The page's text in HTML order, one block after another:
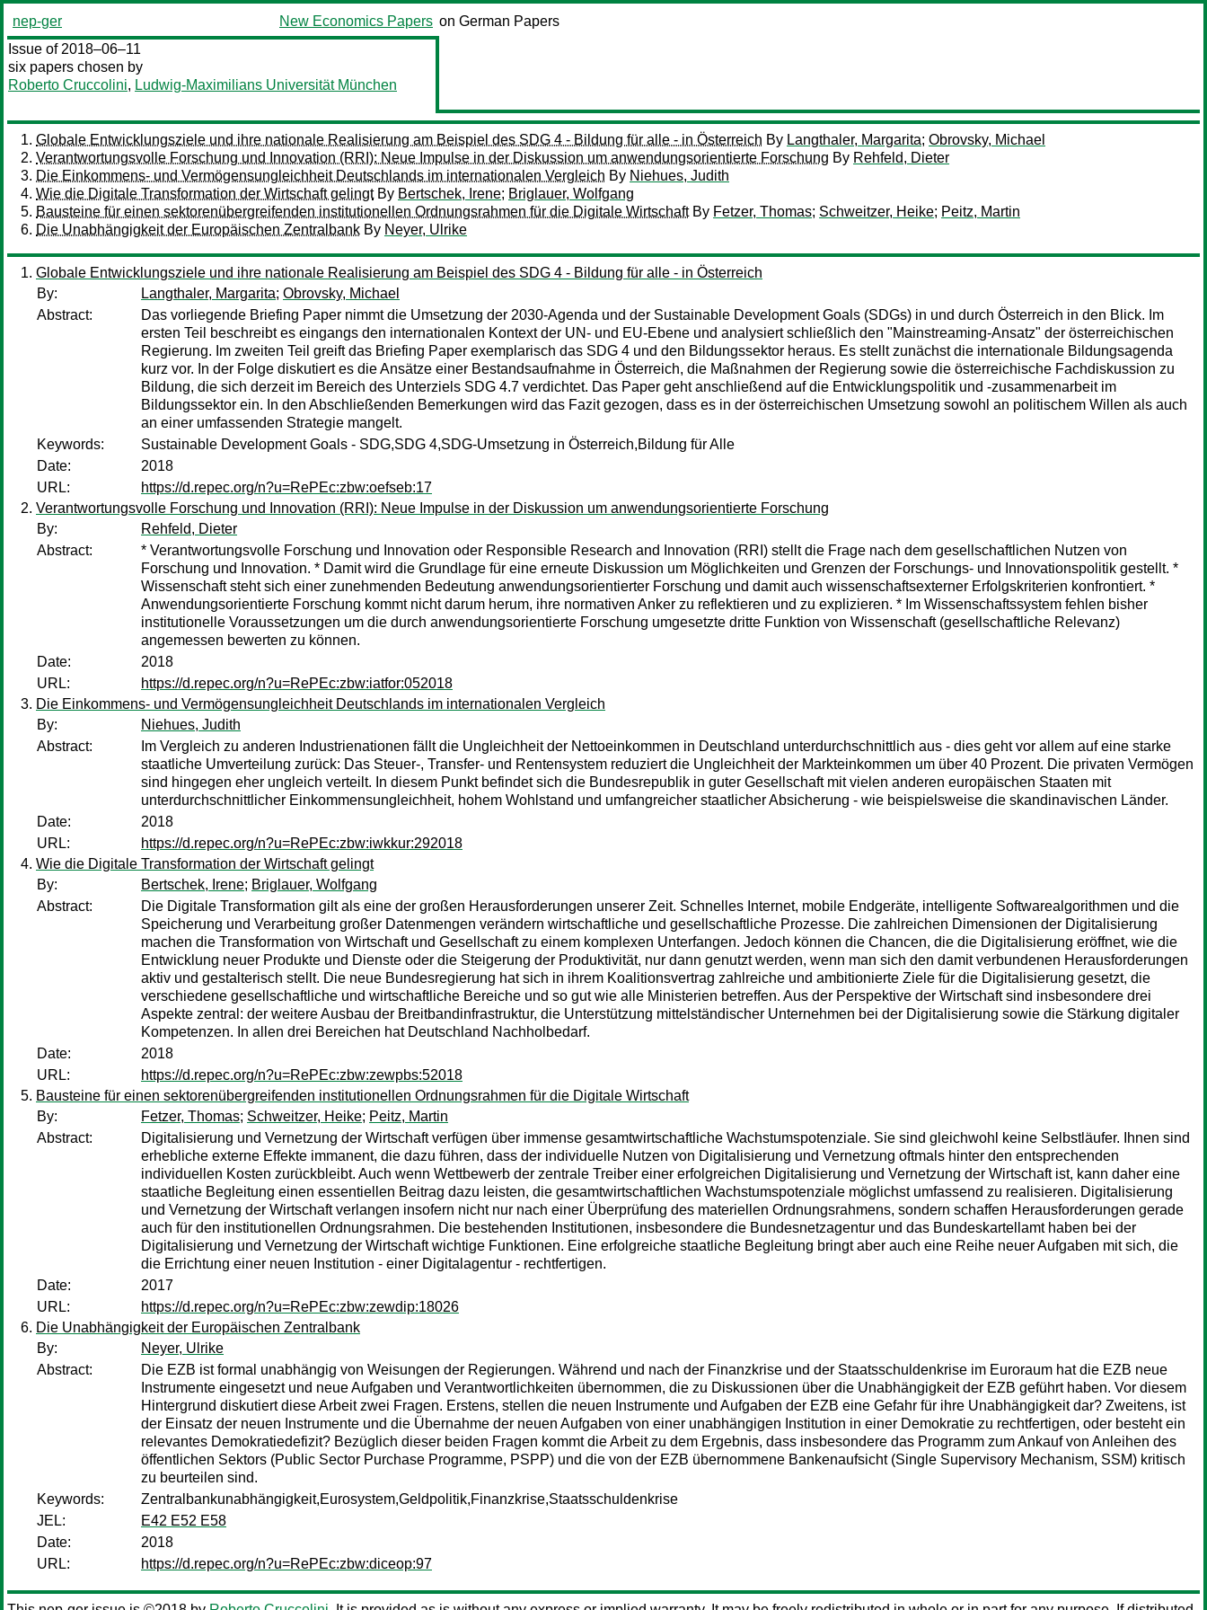
nep-ger New Economics Papers on German Papers
Issue of 2018–06–11
six papers chosen by
Roberto Cruccolini, Ludwig-Maximilians Universität München
Globale Entwicklungsziele und ihre nationale Realisierung am Beispiel des SDG 4 - Bildung für alle - in Österreich By Langthaler, Margarita; Obrovsky, Michael
Verantwortungsvolle Forschung und Innovation (RRI): Neue Impulse in der Diskussion um anwendungsorientierte Forschung By Rehfeld, Dieter
Die Einkommens- und Vermögensungleichheit Deutschlands im internationalen Vergleich By Niehues, Judith
Wie die Digitale Transformation der Wirtschaft gelingtBy Bertschek, Irene; Briglauer, Wolfgang
Bausteine für einen sektorenübergreifenden institutionellen Ordnungsrahmen für die Digitale WirtschaftBy Fetzer, Thomas; Schweitzer, Heike; Peitz, Martin
Die Unabhängigkeit der Europäischen Zentralbank By Neyer, Ulrike
Globale Entwicklungsziele und ihre nationale Realisierung am Beispiel des SDG 4 - Bildung für alle - in Österreich
By:
Langthaler, Margarita; Obrovsky, Michael
Abstract:
Das vorliegende Briefing Paper nimmt die Umsetzung der 2030-Agenda und der Sustainable Development Goals (SDGs) in und durch Österreich in den Blick. Im
ersten Teil beschreibt es eingangs den internationalen Kontext der UN- und EU-Ebene und analysiert schließlich den "Mainstreaming-Ansatz" der österreichischen
Regierung. Im zweiten Teil greift das Briefing Paper exemplarisch das SDG 4 und den Bildungssektor heraus. Es stellt zunächst die internationale Bildungsagenda
kurz vor. In der Folge diskutiert es die Ansätze einer Bestandsaufnahme in Österreich, die Maßnahmen der Regierung sowie die österreichische Fachdiskussion zu
Bildung, die sich derzeit im Bereich des Unterziels SDG 4.7 verdichtet. Das Paper geht anschließend auf die Entwicklungspolitik und -zusammenarbeit im
Bildungssektor ein. In den Abschließenden Bemerkungen wird das Fazit gezogen, dass es in der österreichischen Umsetzung sowohl an politischem Willen als auch
an einer umfassenden Strategie mangelt.
Keywords:
Sustainable Development Goals - SDG,SDG 4,SDG-Umsetzung in Österreich,Bildung für Alle
Date:
2018
URL:
https://d.repec.org/n?u=RePEc:zbw:oefseb:17
Verantwortungsvolle Forschung und Innovation (RRI): Neue Impulse in der Diskussion um anwendungsorientierte Forschung
By:
Rehfeld, Dieter
Abstract:
* Verantwortungsvolle Forschung und Innovation oder Responsible Research and Innovation (RRI) stellt die Frage nach dem gesellschaftlichen Nutzen von
Forschung und Innovation. * Damit wird die Grundlage für eine erneute Diskussion um Möglichkeiten und Grenzen der Forschungs- und Innovationspolitik gestellt. *
Wissenschaft steht sich einer zunehmenden Bedeutung anwendungsorientierter Forschung und damit auch wissenschaftsexterner Erfolgskriterien konfrontiert. *
Anwendungsorientierte Forschung kommt nicht darum herum, ihre normativen Anker zu reflektieren und zu explizieren. * Im Wissenschaftssystem fehlen bisher
institutionelle Voraussetzungen um die durch anwendungsorientierte Forschung umgesetzte dritte Funktion von Wissenschaft (gesellschaftliche Relevanz)
angemessen bewerten zu können.
Date:
2018
URL:
https://d.repec.org/n?u=RePEc:zbw:iatfor:052018
Die Einkommens- und Vermögensungleichheit Deutschlands im internationalen Vergleich
By:
Niehues, Judith
Abstract:
Im Vergleich zu anderen Industrienationen fällt die Ungleichheit der Nettoeinkommen in Deutschland unterdurchschnittlich aus - dies geht vor allem auf eine starke
staatliche Umverteilung zurück: Das Steuer-, Transfer- und Rentensystem reduziert die Ungleichheit der Markteinkommen um über 40 Prozent. Die privaten Vermögen
sind hingegen eher ungleich verteilt. In diesem Punkt befindet sich die Bundesrepublik in guter Gesellschaft mit vielen anderen europäischen Staaten mit
unterdurchschnittlicher Einkommensungleichheit, hohem Wohlstand und umfangreicher staatlicher Absicherung - wie beispielsweise die skandinavischen Länder.
Date:
2018
URL:
https://d.repec.org/n?u=RePEc:zbw:iwkkur:292018
Wie die Digitale Transformation der Wirtschaft gelingt
By:
Bertschek, Irene; Briglauer, Wolfgang
Abstract:
Die Digitale Transformation gilt als eine der großen Herausforderungen unserer Zeit. Schnelles Internet, mobile Endgeräte, intelligente Softwarealgorithmen und die
Speicherung und Verarbeitung großer Datenmengen verändern wirtschaftliche und gesellschaftliche Prozesse. Die zahlreichen Dimensionen der Digitalisierung
machen die Transformation von Wirtschaft und Gesellschaft zu einem komplexen Unterfangen. Jedoch können die Chancen, die die Digitalisierung eröffnet, wie die
Entwicklung neuer Produkte und Dienste oder die Steigerung der Produktivität, nur dann genutzt werden, wenn man sich den damit verbundenen Herausforderungen
aktiv und gestalterisch stellt. Die neue Bundesregierung hat sich in ihrem Koalitionsvertrag zahlreiche und ambitionierte Ziele für die Digitalisierung gesetzt, die
verschiedene gesellschaftliche und wirtschaftliche Bereiche und so gut wie alle Ministerien betreffen. Aus der Perspektive der Wirtschaft sind insbesondere drei
Aspekte zentral: der weitere Ausbau der Breitbandinfrastruktur, die Unterstützung mittelständischer Unternehmen bei der Digitalisierung sowie die Stärkung digitaler
Kompetenzen. In allen drei Bereichen hat Deutschland Nachholbedarf.
Date:
2018
URL:
https://d.repec.org/n?u=RePEc:zbw:zewpbs:52018
Bausteine für einen sektorenübergreifenden institutionellen Ordnungsrahmen für die Digitale Wirtschaft
By:
Fetzer, Thomas; Schweitzer, Heike; Peitz, Martin
Abstract:
Digitalisierung und Vernetzung der Wirtschaft verfügen über immense gesamtwirtschaftliche Wachstumspotenziale. Sie sind gleichwohl keine Selbstläufer. Ihnen sind
erhebliche externe Effekte immanent, die dazu führen, dass der individuelle Nutzen von Digitalisierung und Vernetzung oftmals hinter den entsprechenden
individuellen Kosten zurückbleibt. Auch wenn Wettbewerb der zentrale Treiber einer erfolgreichen Digitalisierung und Vernetzung der Wirtschaft ist, kann daher eine
staatliche Begleitung einen essentiellen Beitrag dazu leisten, die gesamtwirtschaftlichen Wachstumspotenziale möglichst umfassend zu realisieren. Digitalisierung
und Vernetzung der Wirtschaft verlangen insofern nicht nur nach einer Überprüfung des materiellen Ordnungsrahmens, sondern schaffen Herausforderungen gerade
auch für den institutionellen Ordnungsrahmen. Die bestehenden Institutionen, insbesondere die Bundesnetzagentur und das Bundeskartellamt haben bei der
Digitalisierung und Vernetzung der Wirtschaft wichtige Funktionen. Eine erfolgreiche staatliche Begleitung bringt aber auch eine Reihe neuer Aufgaben mit sich, die
die Errichtung einer neuen Institution - einer Digitalagentur - rechtfertigen.
Date:
2017
URL:
https://d.repec.org/n?u=RePEc:zbw:zewdip:18026
Die Unabhängigkeit der Europäischen Zentralbank
By:
Neyer, Ulrike
Abstract:
Die EZB ist formal unabhängig von Weisungen der Regierungen. Während und nach der Finanzkrise und der Staatsschuldenkrise im Euroraum hat die EZB neue
Instrumente eingesetzt und neue Aufgaben und Verantwortlichkeiten übernommen, die zu Diskussionen über die Unabhängigkeit der EZB geführt haben. Vor diesem
Hintergrund diskutiert diese Arbeit zwei Fragen. Erstens, stellen die neuen Instrumente und Aufgaben der EZB eine Gefahr für ihre Unabhängigkeit dar? Zweitens, ist
der Einsatz der neuen Instrumente und die Übernahme der neuen Aufgaben von einer unabhängigen Institution in einer Demokratie zu rechtfertigen, oder besteht ein
relevantes Demokratiedefizit? Bezüglich dieser beiden Fragen kommt die Arbeit zu dem Ergebnis, dass insbesondere das Programm zum Ankauf von Anleihen des
öffentlichen Sektors (Public Sector Purchase Programme, PSPP) und die von der EZB übernommene Bankenaufsicht (Single Supervisory Mechanism, SSM) kritisch
zu beurteilen sind.
Keywords:
Zentralbankunabhängigkeit,Eurosystem,Geldpolitik,Finanzkrise,Staatsschuldenkrise
JEL:
E42 E52 E58
Date:
2018
URL:
https://d.repec.org/n?u=RePEc:zbw:diceop:97